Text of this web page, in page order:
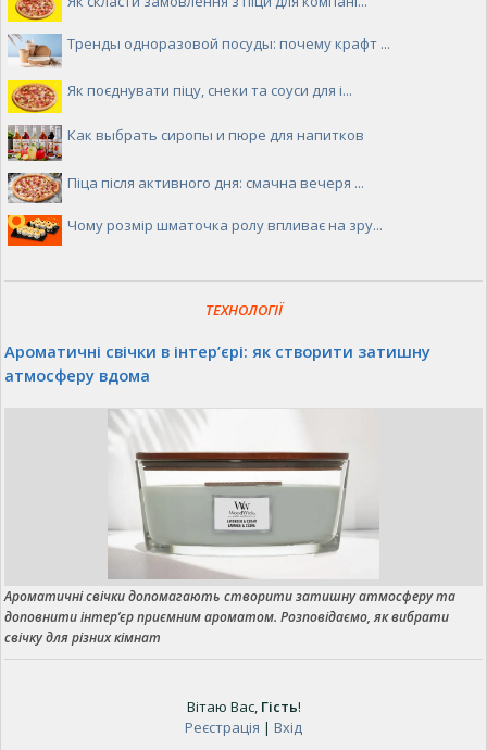
Тренды одноразовой посуды: почему крафт ...
Як поєднувати піцу, снеки та соуси для і...
Как выбрать сиропы и пюре для напитков
Піца після активного дня: смачна вечеря ...
Чому розмір шматочка ролу впливає на зру...
ТЕХНОЛОГІЇ
Ароматичні свічки в інтер’єрі: як створити затишну
атмосферу вдома
Ароматичні свічки допомагають створити затишну атмосферу та
доповнити інтер’єр приємним ароматом. Розповідаємо, як вибрати
свічку для різних кімнат
Вітаю Вас, Гість!
Реєстрація | Вхід